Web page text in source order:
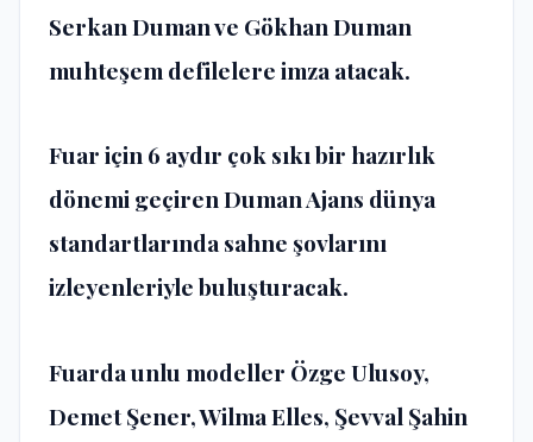
Serkan Duman ve Gökhan Duman
muhteşem defilelere imza atacak.
Fuar için 6 aydır çok sıkı bir hazırlık
dönemi geçiren Duman Ajans dünya
standartlarında sahne şovlarını
izleyenleriyle buluşturacak.
Fuarda unlu modeller Özge Ulusoy,
Demet Şener, Wilma Elles, Şevval Şahin